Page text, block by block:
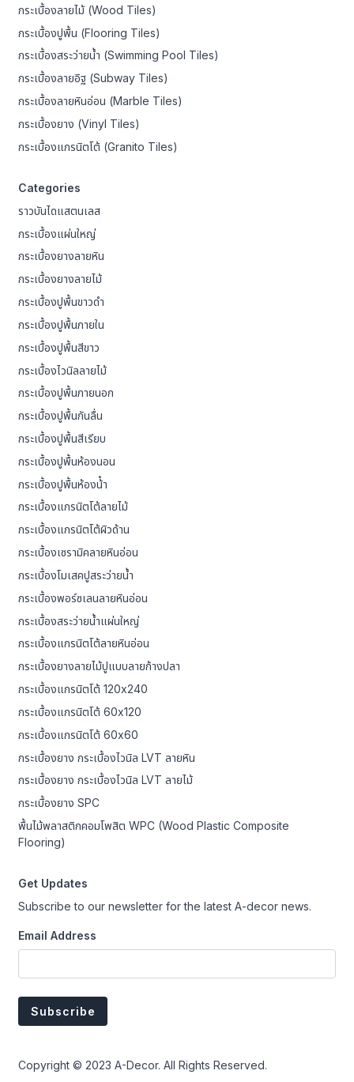
กระเบื้องลายไม้ (Wood Tiles)
กระเบื้องปูพื้น (Flooring Tiles)
กระเบื้องสระว่ายน้ำ (Swimming Pool Tiles)
กระเบื้องลายอิฐ (Subway Tiles)
กระเบื้องลายหินอ่อน (Marble Tiles)
กระเบื้องยาง (Vinyl Tiles)
กระเบื้องแกรนิตโต้ (Granito Tiles)
Categories
ราวบันไดแสตนเลส
กระเบื้องแผ่นใหญ่
กระเบื้องยางลายหิน
กระเบื้องยางลายไม้
กระเบื้องปูพื้นขาวดำ
กระเบื้องปูพื้นภายใน
กระเบื้องปูพื้นสีขาว
กระเบื้องไวนิลลายไม้
กระเบื้องปูพื้นภายนอก
กระเบื้องปูพื้นกันลื่น
กระเบื้องปูพื้นสีเรียบ
กระเบื้องปูพื้นห้องนอน
กระเบื้องปูพื้นห้องน้ํา
กระเบื้องแกรนิตโต้ลายไม้
กระเบื้องแกรนิตโต้ผิวด้าน
กระเบื้องเซรามิคลายหินอ่อน
กระเบื้องโมเสคปูสระว่ายน้ำ
กระเบื้องพอร์ซเลนลายหินอ่อน
กระเบื้องสระว่ายน้ำแผ่นใหญ่
กระเบื้องแกรนิตโต้ลายหินอ่อน
กระเบื้องยางลายไม้ปูแบบลายก้างปลา
กระเบื้องแกรนิตโต้ 120x240
กระเบื้องแกรนิตโต้ 60x120
กระเบื้องแกรนิตโต้ 60x60
กระเบื้องยาง กระเบื้องไวนิล LVT ลายหิน
กระเบื้องยาง กระเบื้องไวนิล LVT ลายไม้
กระเบื้องยาง SPC
พื้นไม้พลาสติกคอมโพสิต WPC (Wood Plastic Composite
Flooring)
Get Updates
Subscribe to our newsletter for the latest A-decor news.
Email Address
Copyright © 2023 A-Decor. All Rights Reserved.